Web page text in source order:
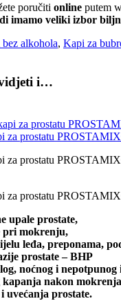
poručiti online putem
imamo veliki izbor
alkohola, Kapi za
i…
za prostatu
za prostatu
za prostatu
upale prostate,
pri mokrenju,
leđa, preponama,
prostate – BHP
noćnog i
nakon
uvećanja prostate.